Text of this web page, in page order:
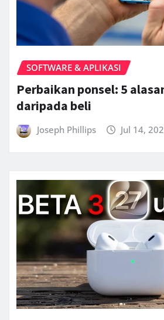
SOFTWARE & APLIKASI
Perbaikan ponsel: 5
daripada beli
Joseph Phillips Jul 14,